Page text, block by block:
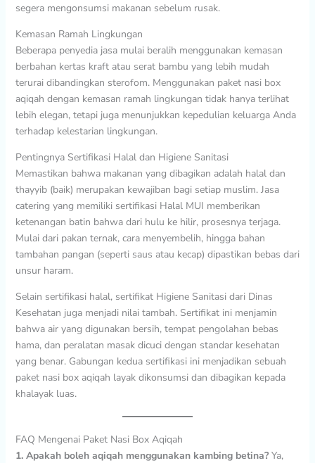
segera mengonsumsi makanan sebelum rusak.
Kemasan Ramah Lingkungan
Beberapa penyedia jasa mulai beralih menggunakan kemasan
berbahan kertas kraft atau serat bambu yang lebih mudah
terurai dibandingkan sterofom. Menggunakan paket nasi box
aqiqah dengan kemasan ramah lingkungan tidak hanya terlihat
lebih elegan, tetapi juga menunjukkan kepedulian keluarga Anda
terhadap kelestarian lingkungan.
Pentingnya Sertifikasi Halal dan Higiene Sanitasi
Memastikan bahwa makanan yang dibagikan adalah halal dan
thayyib (baik) merupakan kewajiban bagi setiap muslim. Jasa
catering yang memiliki sertifikasi Halal MUI memberikan
ketenangan batin bahwa dari hulu ke hilir, prosesnya terjaga.
Mulai dari pakan ternak, cara menyembelih, hingga bahan
tambahan pangan (seperti saus atau kecap) dipastikan bebas dari
unsur haram.
Selain sertifikasi halal, sertifikat Higiene Sanitasi dari Dinas
Kesehatan juga menjadi nilai tambah. Sertifikat ini menjamin
bahwa air yang digunakan bersih, tempat pengolahan bebas
hama, dan peralatan masak dicuci dengan standar kesehatan
yang benar. Gabungan kedua sertifikasi ini menjadikan sebuah
paket nasi box aqiqah layak dikonsumsi dan dibagikan kepada
khalayak luas.
FAQ Mengenai Paket Nasi Box Aqiqah
1. Apakah boleh aqiqah menggunakan kambing betina?Ya,